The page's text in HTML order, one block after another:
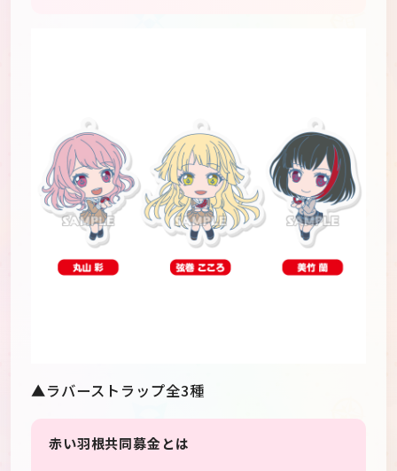
▲ラバーストラップ全3種
赤い羽根共同募金とは